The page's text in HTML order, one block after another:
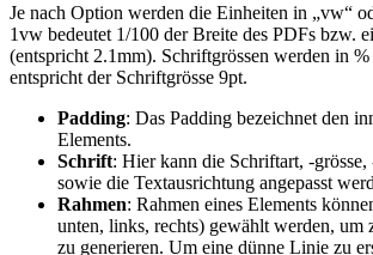
Je nach Option werden die Einheiten in „vw“
1vw bedeutet 1/100 der Breite des PDFs bzw.
(entspricht 2.1mm). Schriftgrössen werden in
entspricht der Schriftgrösse 9pt.
Padding: Das Padding bezeichnet den
Elements.
Schrift: Hier kann die Schriftart, -
sowie die Textausrichtung angepasst
Rahmen: Rahmen eines Elements
unten, links, rechts) gewählt werden, um
zu generieren. Um eine dünne Linie zu